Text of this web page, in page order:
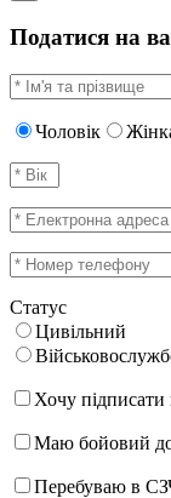
Податися на
Чоловік
Статус
Цивільний
Хочу
Маю бойовий
Перебуваю в